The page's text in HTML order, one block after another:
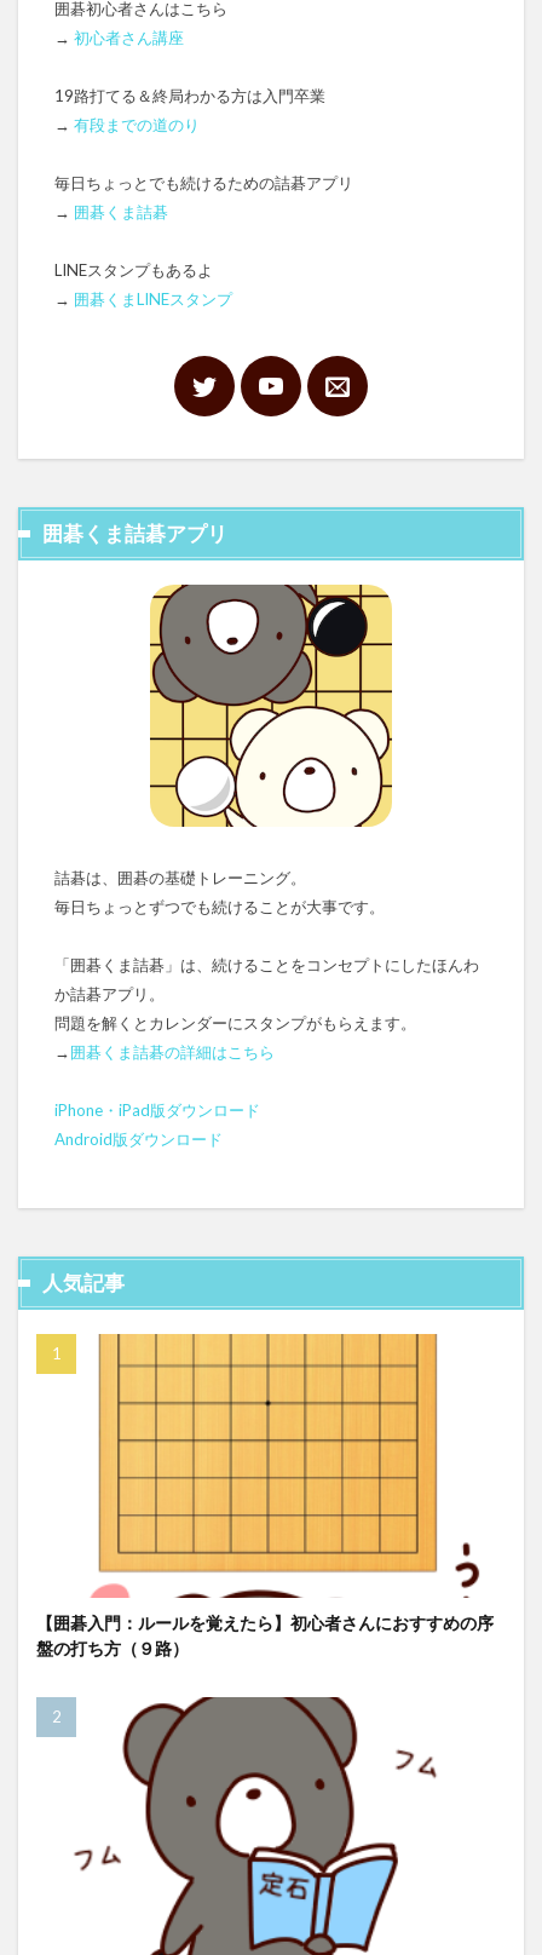
囲碁初心者さんはこちら
→ 初心者さん講座
19路打てる＆終局わかる方は入門卒業
→ 有段までの道のり
毎日ちょっとでも続けるための詰碁アプリ
→ 囲碁くま詰碁
LINEスタンプもあるよ
→ 囲碁くまLINEスタンプ
囲碁くま詰碁アプリ
詰碁は、囲碁の基礎トレーニング。
毎日ちょっとずつでも続けることが大事です。
「囲碁くま詰碁」は、続けることをコンセプトにしたほんわ
か詰碁アプリ。
問題を解くとカレンダーにスタンプがもらえます。
→囲碁くま詰碁の詳細はこちら
iPhone・iPad版ダウンロード
Android版ダウンロード
人気記事
【囲碁入門：ルールを覚えたら】初心者さんにおすすめの序
盤の打ち方（９路）